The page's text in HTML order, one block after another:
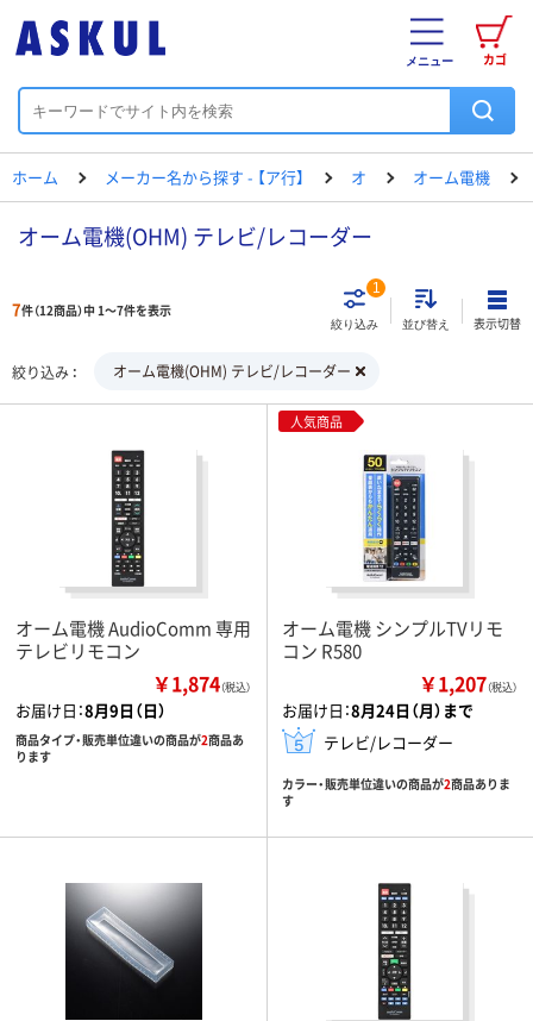
カゴ
メニュー
ホーム メーカー名から探す - 【ア行】 オ オーム電機
オーム電機(OHM) テレビ/レコーダー
7件（12商品）中 1～7件を表示
絞り込み
1
並び替え 表示切替
絞り込み オーム電機(OHM) テレビ/レコーダー
オーム電機 AudioComm 専用
テレビリモコン
￥1,874（税込）
お届け日：8月9日（日）
商品タイプ・販売単位違いの商品が2商品あ
ります
人気商品
オーム電機 シンプルTVリモ
コン R580
￥1,207（税込）
お届け日：8月24日（月）まで
テレビ/レコーダー
カラー・販売単位違いの商品が2商品ありま
す